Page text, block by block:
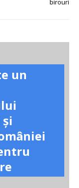
birouri
un